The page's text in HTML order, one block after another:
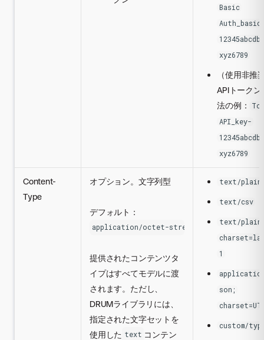
Basic
12345abcdb-
xyz6789
（使用非推
APIトークン
法の例：
API_key-
12345abcdb-
xyz6789
Content-
Type
オプション。文字列型
デフォルト：
application/octet-stream
提供されたコンテンツタ
イプはすべてモデルに渡
されます。ただし、
DRUMライブラリには、
指定された文字セットを
使用した text コンテン
text/plain
text/csv
text/
1
son;
custom/